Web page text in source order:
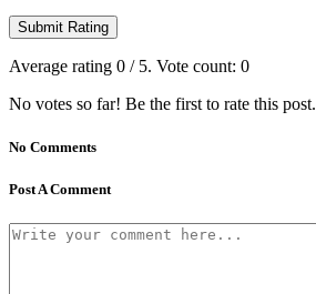
Submit Rating
Average rating 0 / 5. Vote count: 0
No votes so far! Be the first to rate this post.
No Comments
Post A Comment